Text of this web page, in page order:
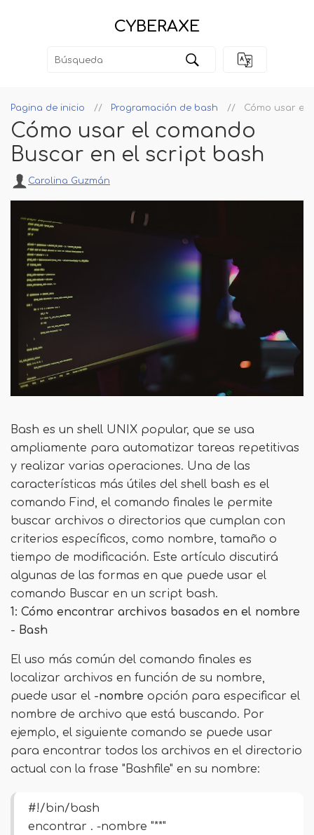
CYBERAXE
Pagina de inicio Programación de bash Cómo usar el
Cómo usar el comando
Buscar en el script bash
Carolina Guzmán
Bash es un shell UNIX popular, que se usa
ampliamente para automatizar tareas repetitivas
y realizar varias operaciones. Una de las
características más útiles del shell bash es el
comando Find, el comando finales le permite
buscar archivos o directorios que cumplan con
criterios específicos, como nombre, tamaño o
tiempo de modificación. Este artículo discutirá
algunas de las formas en que puede usar el
comando Buscar en un script bash.
1: Cómo encontrar archivos basados ​​en el nombre
- Bash
El uso más común del comando finales es
localizar archivos en función de su nombre,
puede usar el -nombre opción para especificar el
nombre de archivo que está buscando. Por
ejemplo, el siguiente comando se puede usar
para encontrar todos los archivos en el directorio
actual con la frase "Bashfile" en su nombre:
#!/bin/bash
encontrar . -nombre "**"